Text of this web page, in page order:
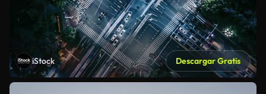
iStock Descargar Gratis